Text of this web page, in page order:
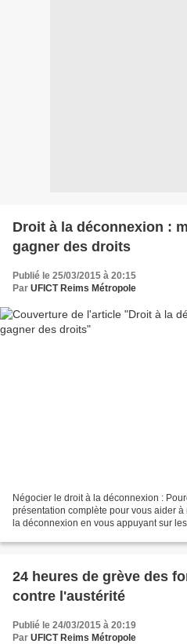
Droit à la déconnexion :
gagner des droits
Publié le 25/03/2015 à 20:15
Par UFICT Reims Métropole
Négocier le droit à la déconnexion :
présentation complète pour vous aider
la déconnexion en vous appuyant sur
24 heures de grève des
contre l'austérité
Publié le 24/03/2015 à 20:19
Par UFICT Reims Métropole